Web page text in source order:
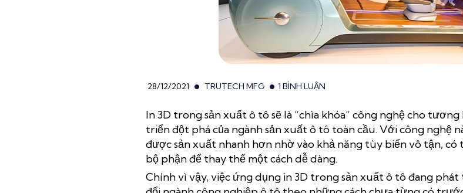
28/12/2021 TRUTECH MFG 1 BÌNH LUẬN
In 3D trong sản xuất ô tô sẽ là “chìa khóa” công nghệ cho
triển đột phá của ngành sản xuất ô tô toàn cầu. Với công nghệ
được sản xuất nhanh hơn nhờ vào khả năng tùy biến vô tận, có
bộ phận để thay thế một cách dễ dàng.
Chính vì vậy, việc ứng dụng in 3D trong sản xuất ô tô đang